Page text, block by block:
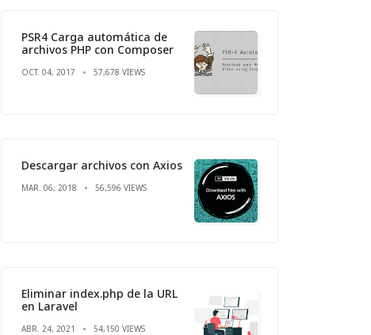
PSR4 Carga automática de
archivos PHP con Composer
OCT. 04, 2017 57,678 VIEWS
Descargar archivos con Axios
MAR. 06, 2018 56,596 VIEWS
Eliminar index.php de la URL
en Laravel
ABR. 24, 2021 54,150 VIEWS